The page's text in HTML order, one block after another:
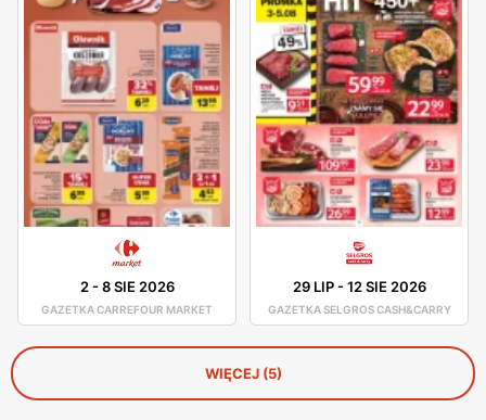
2-8 SIE 2026
GAZETKA CARREFOUR MARKET
29 LIP-12 SIE 2026
GAZETKA SELGROS CASH&CARRY
WIĘCEJ (5)